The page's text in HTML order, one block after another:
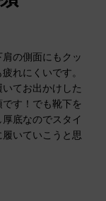
の側面にもクッ
れにくいです。
てお出かけした
す！でも靴下を
底なのでスタイ
いていこうと思